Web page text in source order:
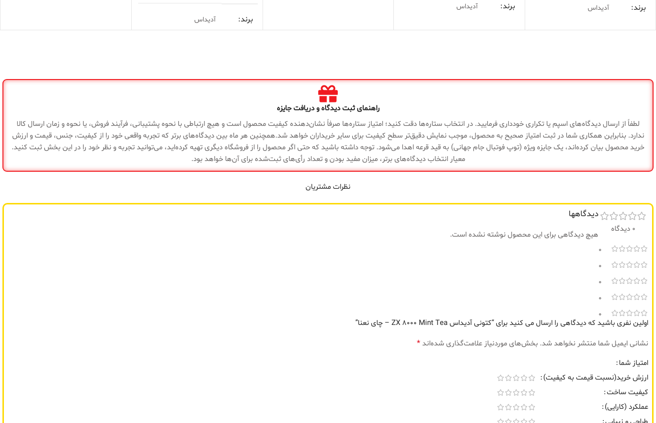
برند آدیداس
فروشگاه منیریه
گارانتی ضمانت سلامت کالا
برند آدیداس
فروشگاه منیریه
گارانتی ضمانت سلامت کالا
ویژگی
ها
Zoom، چسبندگی بالا
گارانتی ضمانت سلامت کالا
برند آدیداس
فروشگاه منیریه
ویژگی
ها
HybridTouch 2.0،
Strikeskin، Controlplate
2.0، سبک و حرفه‌ای
راهنمای ثبت دیدگاه و دریافت جایزه
لطفاً از ارسال دیدگاه‌های اسپم یا تکراری خودداری فرمایید. در انتخاب ستاره‌ها دقت کنید؛ امتیاز ستاره‌ها صرفاً نشان‌دهنده کیفیت محصول است و هیچ ارتباطی با نحوه پشتیبانی، فرآیند فروش، یا نحوه و زمان ارسال کالا
ندارد. بنابراین همکاری شما در ثبت امتیاز صحیح به محصول، موجب نمایش دقیق‌تر سطح کیفیت برای سایر خریداران خواهد شد.همچنین هر ماه بین دیدگاه‌های برتر که تجربه واقعی خود را از کیفیت، جنس، قیمت و ارزش
خرید محصول بیان کرده‌اند، یک جایزه ویژه (توپ فوتبال جام جهانی) به قید قرعه اهدا می‌شود. توجه داشته باشید که حتی اگر محصول را از فروشگاه دیگری تهیه کرده‌اید، می‌توانید تجربه و نظر خود را در این بخش ثبت کنید.
معیار انتخاب دیدگاه‌های برتر، میزان مفید بودن و تعداد رأی‌های ثبت‌شده برای آن‌ها خواهد بود.
نظرات مشتریان
0 دیدگاه
0
0
0
0
0
دیدگاهها
هیچ دیدگاهی برای این محصول نوشته نشده است.
اولین نفری باشید که دیدگاهی را ارسال می کنید برای “کتونی آدیداس ZX 8000 Mint Tea – چای نعنا”
نشانی ایمیل شما منتشر نخواهد شد. بخش‌های موردنیاز علامت‌گذاری شده‌اند*
امتیاز شما
ارزش خرید(نسبت قیمت به کیفیت)
کیفیت ساخت
عملکرد (کارایی)